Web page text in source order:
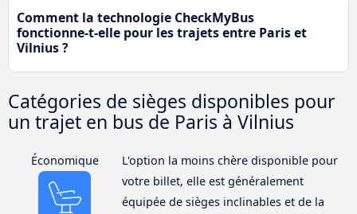
Comment la technologie CheckMyBus
fonctionne-t-elle pour les trajets entre Paris et
Vilnius ?
Catégories de sièges disponibles pour
un trajet en bus de Paris à Vilnius
Économique
L'option la moins chère disponible pour
votre billet, elle est généralement
équipée de sièges inclinables et de la